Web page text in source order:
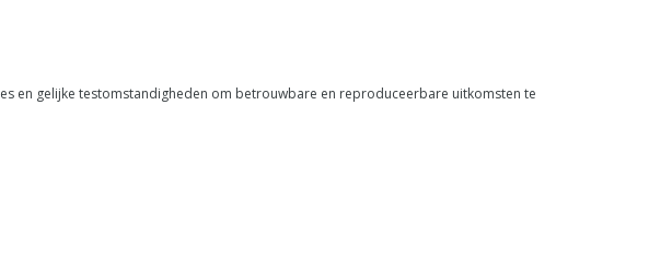
en gelijke testomstandigheden om betrouwbare en reproduceerbare uitkomsten te